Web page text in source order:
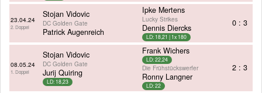
23.04.24
2. Doppel
Stojan Vidovic
DC Golden Gate
Patrick Augenreich
Ipke Mertens
Lucky Strikes
Dennis Diercks
LD: 18,21 | 1x 180
0 : 3
08.05.24
1. Doppel
Stojan Vidovic
DC Golden Gate
Jurij Quiring
LD: 18,23
Frank Wichers
LD: 22,24
Die Frühstückswerfer
Ronny Langner
LD: 22
2 : 3